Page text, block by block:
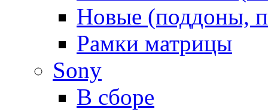
Новые (поддоны,
Рамки матрицы
Sony
В сборе